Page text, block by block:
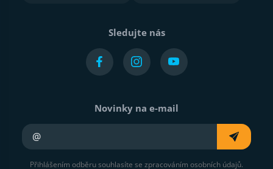
Sledujte nás
Novinky na e-mail
Přihlášením odběru souhlasíte se zpracováním osobních údajů.